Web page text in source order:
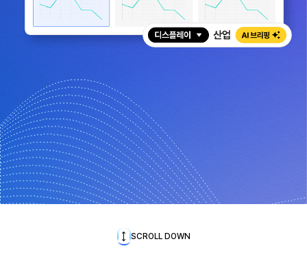
SCROLL DOWN
자세히보기
자세히보기
자세히보기
자세히보기
자세히보기
자세히보기